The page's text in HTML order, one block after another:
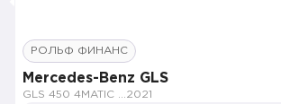
РОЛЬФ ФИНАНС
Mercedes-Benz GLS
2021